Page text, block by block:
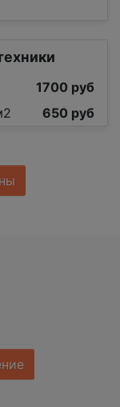
1700 руб
650 руб